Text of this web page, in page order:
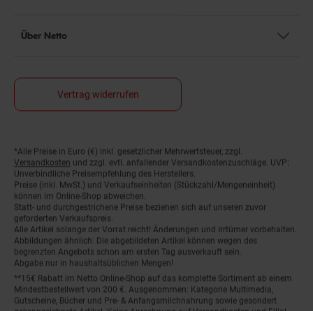
Über Netto
Vertrag widerrufen
Fußnoten
*Alle Preise in Euro (€) inkl. gesetzlicher Mehrwertsteuer, zzgl.
Versandkosten und zzgl. evtl. anfallender Versandkostenzuschläge. UVP:
Unverbindliche Preisempfehlung des Herstellers.
Preise (inkl. MwSt.) und Verkaufseinheiten (Stückzahl/Mengeneinheit)
können im Online-Shop abweichen.
Statt- und durchgestrichene Preise beziehen sich auf unseren zuvor
geforderten Verkaufspreis.
Alle Artikel solange der Vorrat reicht! Änderungen und Irrtümer vorbehalten.
Abbildungen ähnlich. Die abgebildeten Artikel können wegen des
begrenzten Angebots schon am ersten Tag ausverkauft sein.
Abgabe nur in haushaltsüblichen Mengen!
**15€ Rabatt im Netto Online-Shop auf das komplette Sortiment ab einem
Mindestbestellwert von 200 €. Ausgenommen: Kategorie Multimedia,
Gutscheine, Bücher und Pre- & Anfangsmilchnahrung sowie gesondert